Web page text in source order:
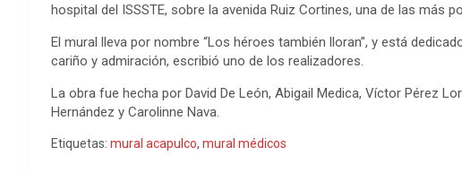
hospital del ISSSTE, sobre la avenida Ruiz Cortines, una de las más
El mural lleva por nombre “Los héroes también lloran”, y está
cariño y admiración, escribió uno de los realizadores.
La obra fue hecha por David De León, Abigail Medica, Víctor Pérez
Hernández y Carolinne Nava.
Etiquetas: mural acapulco, mural médicos